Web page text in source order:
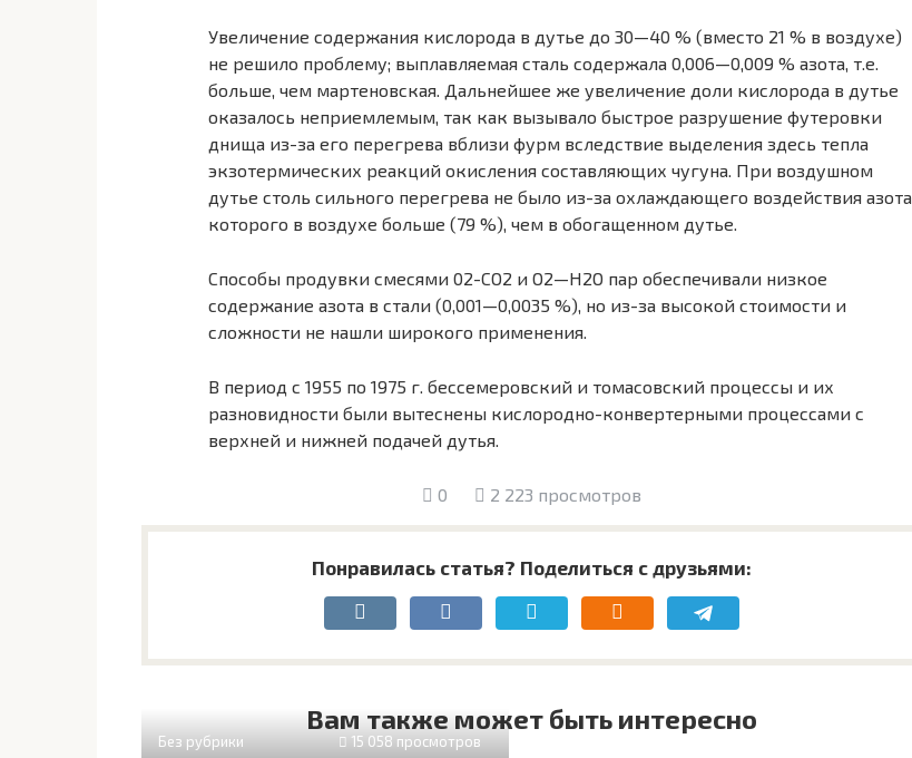
Увеличение содержания кислорода в дутье до 30—40 % (вместо 21 % в воздухе)
не решило проблему; выплавляемая сталь содержала 0,006—0,009 % азота, т.е.
больше, чем мартеновская. Дальнейшее же увеличение доли кислорода в дутье
оказалось неприемлемым, так как вызывало быстрое разрушение футеровки
днища из-за его перегрева вблизи фурм вследствие выделения здесь тепла
экзотермических реакций окисления составляющих чугуна. При воздушном
дутье столь сильного перегрева не было из-за охлаждающего воздействия азота,
которого в воздухе больше (79 %), чем в обогащенном дутье.
Способы продувки смесями 02-СO2 и O2—Н2О пар обеспечивали низкое
содержание азота в стали (0,001—0,0035 %), но из-за высокой стоимости и
сложности не нашли широкого применения.
В период с 1955 по 1975 г. бессемеровский и томасовский процессы и их
разновидности были вытеснены кислородно-конвертерными процессами с
верхней и нижней подачей дутья.
0 2 223 просмотров
Понравилась статья? Поделиться с друзьями:
Вам также может быть интересно
Без рубрики 15 058 просмотров